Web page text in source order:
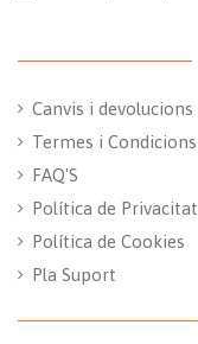
Canvis i devolucions
Termes i Condicions
FAQ'S
Política de Privacitat
Política de Cookies
Pla Suport